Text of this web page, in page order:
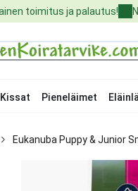
toimitus ja palautus!
Kissat Pieneläimet
Eukanuba Puppy & Junior